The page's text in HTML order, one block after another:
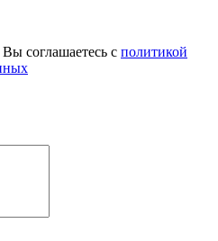
соглашаетесь с политикой